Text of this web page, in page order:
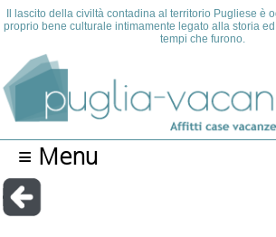
Il lascito della civiltà contadina al territorio Pugliese è
proprio bene culturale intimamente legato alla storia
tempi che furono.
≡ Menu